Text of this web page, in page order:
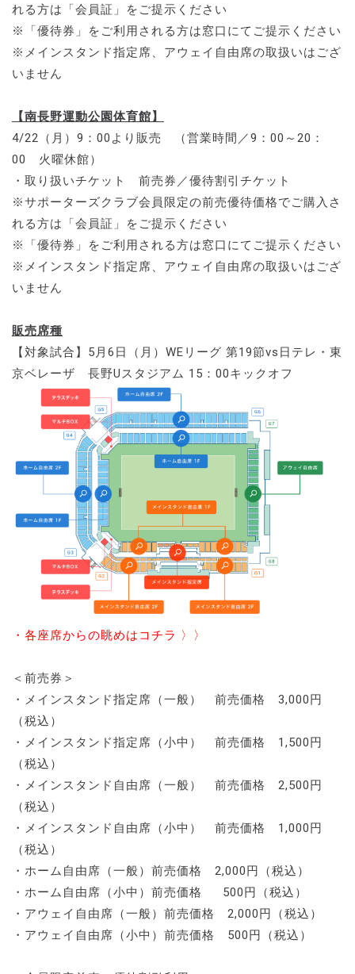
れる方は「会員証」をご提示ください
※「優待券」をご利用される方は窓口にてご提示ください
※メインスタンド指定席、アウェイ自由席の取扱いはござ
いません
【南長野運動公園体育館】
4/22（月）9：00より販売 （営業時間／9：00～20：
00 火曜休館）
・取り扱いチケット 前売券／優待割引チケット
※サポーターズクラブ会員限定の前売優待価格でご購入さ
れる方は「会員証」をご提示ください
※「優待券」をご利用される方は窓口にてご提示ください
※メインスタンド指定席、アウェイ自由席の取扱いはござ
いません
販売席種
【対象試合】5月6日（月）WEリーグ 第19節vs日テレ・東
京ベレーザ 長野Uスタジアム 15：00キックオフ
・各座席からの眺めはコチラ 〉〉
＜前売券＞
・メインスタンド指定席（一般） 前売価格 3,000円
（税込）
・メインスタンド指定席（小中） 前売価格 1,500円
（税込）
・メインスタンド自由席（一般） 前売価格 2,500円
（税込）
・メインスタンド自由席（小中） 前売価格 1,000円
（税込）
・ホーム自由席（一般）前売価格 2,000円（税込）
・ホーム自由席（小中）前売価格 500円（税込）
・アウェイ自由席（一般）前売価格 2,000円（税込）
・アウェイ自由席（小中）前売価格 500円（税込）